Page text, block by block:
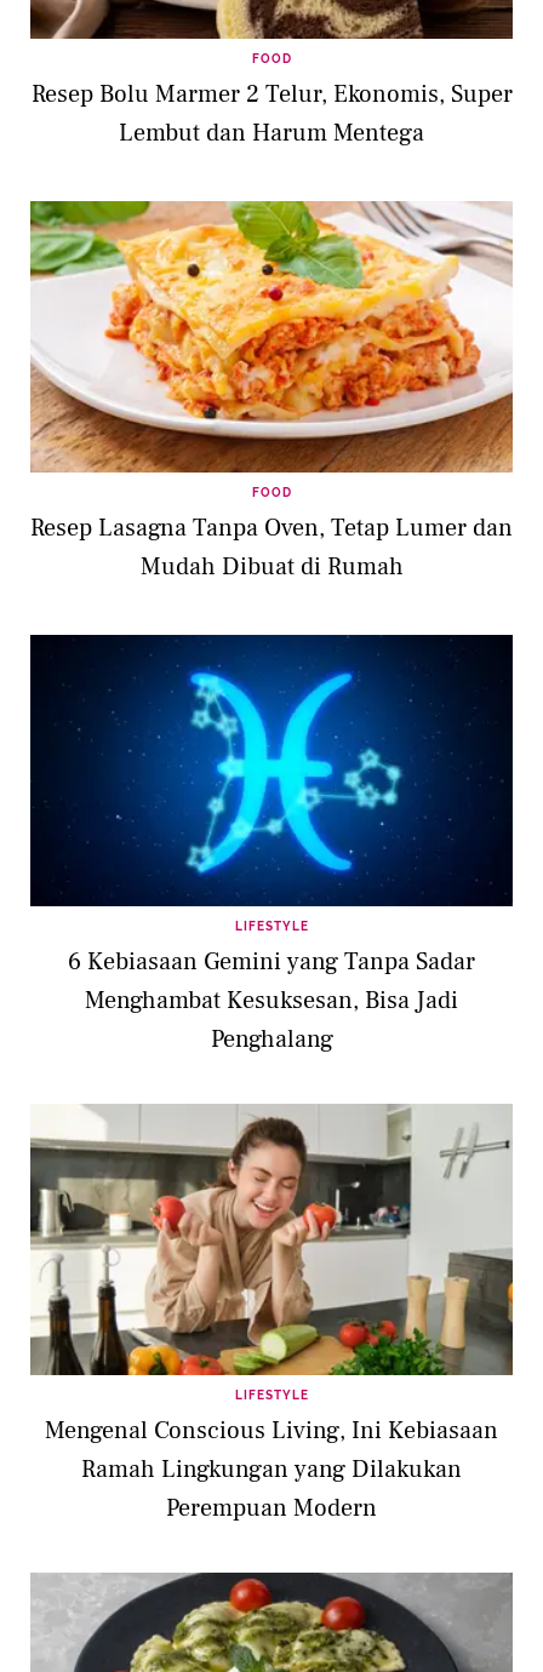
FOOD
Resep Bolu Marmer 2 Telur, Ekonomis, Super
Lembut dan Harum Mentega
FOOD
Resep Lasagna Tanpa Oven, Tetap Lumer dan
Mudah Dibuat di Rumah
LIFESTYLE
6 Kebiasaan Gemini yang Tanpa Sadar
Menghambat Kesuksesan, Bisa Jadi
Penghalang
LIFESTYLE
Mengenal Conscious Living, Ini Kebiasaan
Ramah Lingkungan yang Dilakukan
Perempuan Modern